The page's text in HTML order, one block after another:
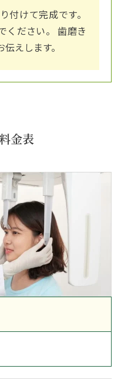
付けて完成です。
ください。 歯磨き
えします。
金表